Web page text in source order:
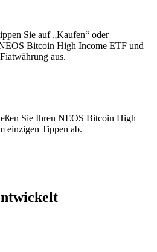
Sie auf „Kaufen“ oder
Bitcoin High Income ETF und
aus.
Sie Ihren NEOS Bitcoin High
einzigen Tippen ab.